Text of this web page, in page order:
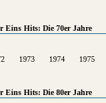
Eins Hits: Die 70er Jahre
1973 1974 1975
Eins Hits: Die 80er Jahre